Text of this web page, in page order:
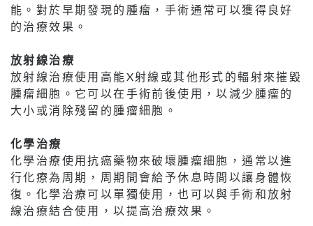
能。對於早期發現的腫瘤，手術通常可以獲得良好
的治療效果。
放射線治療
放射線治療使用高能X射線或其他形式的輻射來摧毀
腫瘤細胞。它可以在手術前後使用，以減少腫瘤的
大小或消除殘留的腫瘤細胞。
化學治療
化學治療使用抗癌藥物來破壞腫瘤細胞，通常以進
行化療為周期，周期間會給予休息時間以讓身體恢
復。化學治療可以單獨使用，也可以與手術和放射
線治療結合使用，以提高治療效果。